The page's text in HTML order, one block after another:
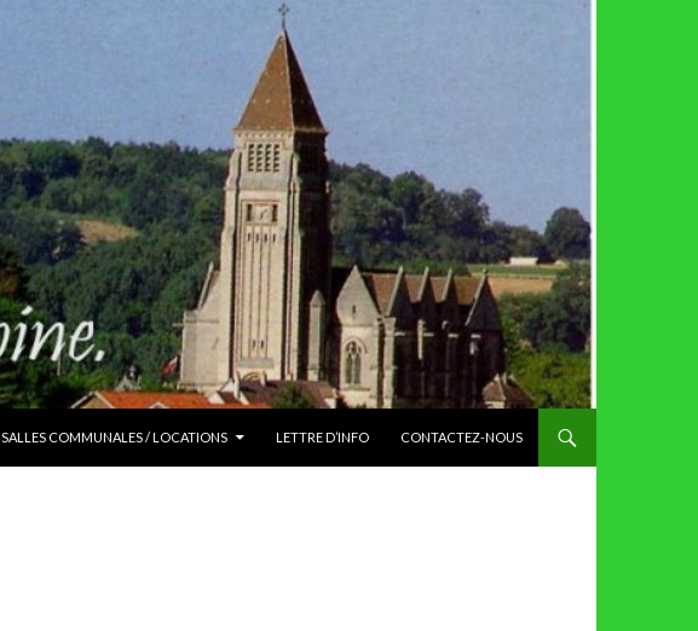
SALLES COMMUNALES / LOCATIONS LETTRE D’INFO CONTACTEZ-NOUS